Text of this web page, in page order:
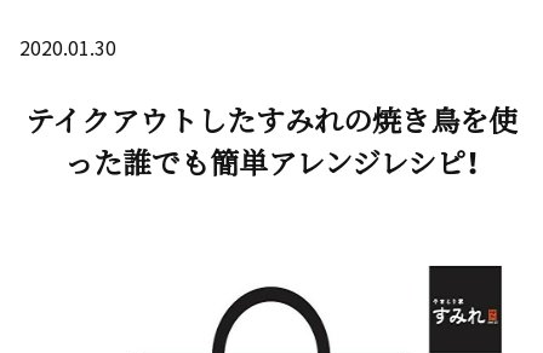
2020.01.30
テイクアウトしたすみれの焼き鳥を使
った誰でも簡単アレンジレシピ！